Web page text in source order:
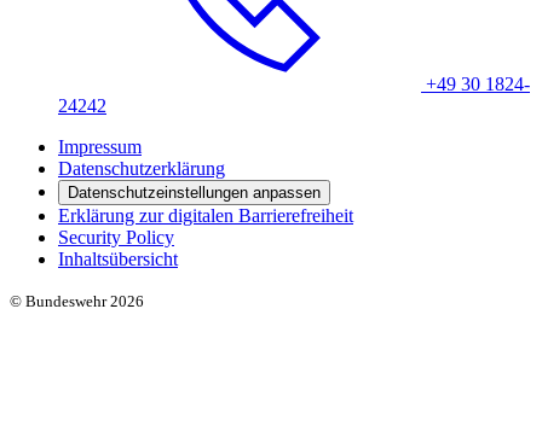
+49 30 1824-
24242
Impressum
Datenschutzerklärung
Datenschutzeinstellungen anpassen
Erklärung zur digitalen Barrierefreiheit
Security Policy
Inhaltsübersicht
© Bundeswehr 2026